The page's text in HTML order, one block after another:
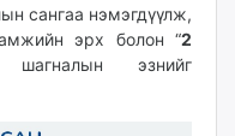
сангаа нэмэгдүүлж,
эрх болон “2
эзнийг